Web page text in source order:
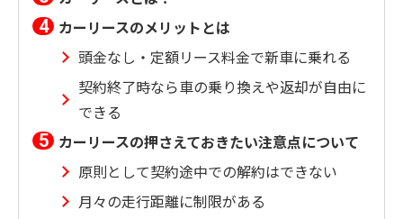
カーリースのメリットとは
頭金なし・定額リース料金で新車に乗れる
契約終了時なら車の乗り換えや返却が自由に
できる
カーリースの押さえておきたい注意点について
原則として契約途中での解約はできない
月々の走行距離に制限がある